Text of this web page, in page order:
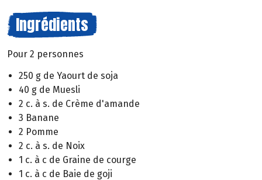
Ingrédients
Pour 2 personnes
250 g de Yaourt de soja
40 g de Muesli
2 c. à s. de Crème d'amande
3 Banane
2 Pomme
2 c. à s. de Noix
1 c. à c de Graine de courge
1 c. à c de Baie de goji